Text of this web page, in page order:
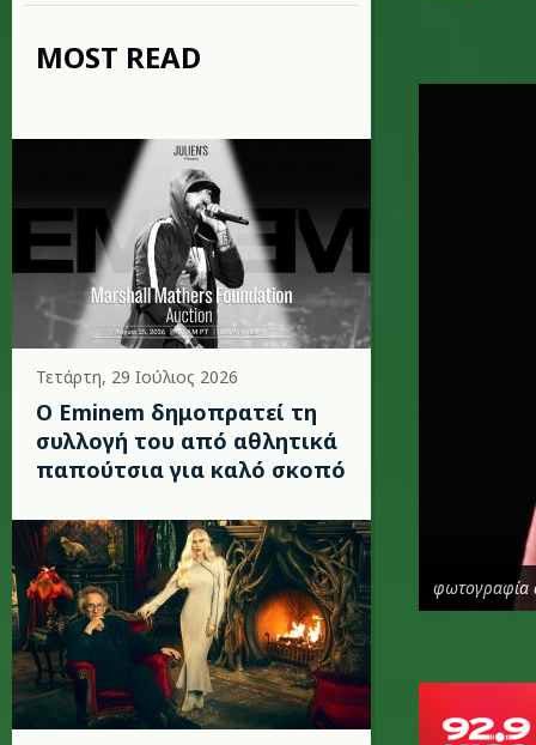
MOST READ
Τετάρτη, 29 Ιούλιος 2026
Ο Eminem δημοπρατεί τη
συλλογή του από αθλητικά
παπούτσια για καλό σκοπό
b.jpg
φωτογραφία